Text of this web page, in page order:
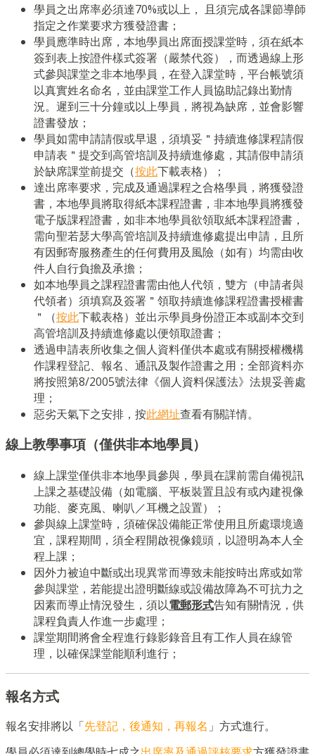
學員之出席率必須達70%或以上， 且須完成各課節導師
指定之作業要求方獲發證書；
學員應準時出席，本地學員出席面授課堂時，須在紙本
簽到表上按證件樣式簽署（嚴禁代簽），而透過線上形
式參與課堂之非本地學員，在登入課堂時，平台帳號須
以真實姓名命名，並由課堂工作人員協助記錄出勤情
況。遲到三十分鐘或以上學員，將視為缺席，並會影響
證書發放；
學員如需申請請假或早退，須填妥＂持續進修課程請假
申請表＂提交到高管培訓及持續進修處，其請假申請須
於缺席課堂前提交（按此下載表格）；
達出席率要求，完成及通過課程之合格學員，將獲發證
書，本地學員將取得紙本課程證書，非本地學員將獲發
電子版課程證書，如非本地學員欲領取紙本課程證書，
需向聖若瑟大學高管培訓及持續進修處提出申請，且所
有因郵寄服務產生的任何費用及風險（如有）均需由收
件人自行負擔及承擔；
如本地學員之課程證書需由他人代領，雙方（申請者與
代領者）須填寫及簽署＂領取持續進修課程證書授權書
＂（按此下載表格）並出示學員身份證正本或副本交到
高管培訓及持續進修處以便領取證書；
透過申請表所收集之個人資料僅供本處或有關授權機構
作課程登記、報名、通訊及製作證書之用；全部資料亦
將按照第8/2005號法律《個人資料保護法》法規妥善處
理；
惡劣天氣下之安排，按此網址查看有關詳情。
線上教學事項（僅供非本地學員）
線上課堂僅供非本地學員參與，學員在課前需自備視訊
上課之基礎設備（如電腦、平板裝置且設有或內建視像
功能、麥克風、喇叭／耳機之設置）；
參與線上課堂時，須確保設備能正常使用且所處環境適
宜，課程期間，須全程開啟視像鏡頭，以證明為本人全
程上課；
因外力被迫中斷或出現異常而導致未能按時出席或如常
參與課堂，若能提出證明斷線或設備故障為不可抗力之
因素而導止情況發生，須以電郵形式告知有關情況，供
課程負責人作進一步處理；
課堂期間將會全程進行錄影錄音且有工作人員在線管
理，以確保課堂能順利進行；
報名方式
報名安排將以「先登記，後通知，再報名 」方式進行。